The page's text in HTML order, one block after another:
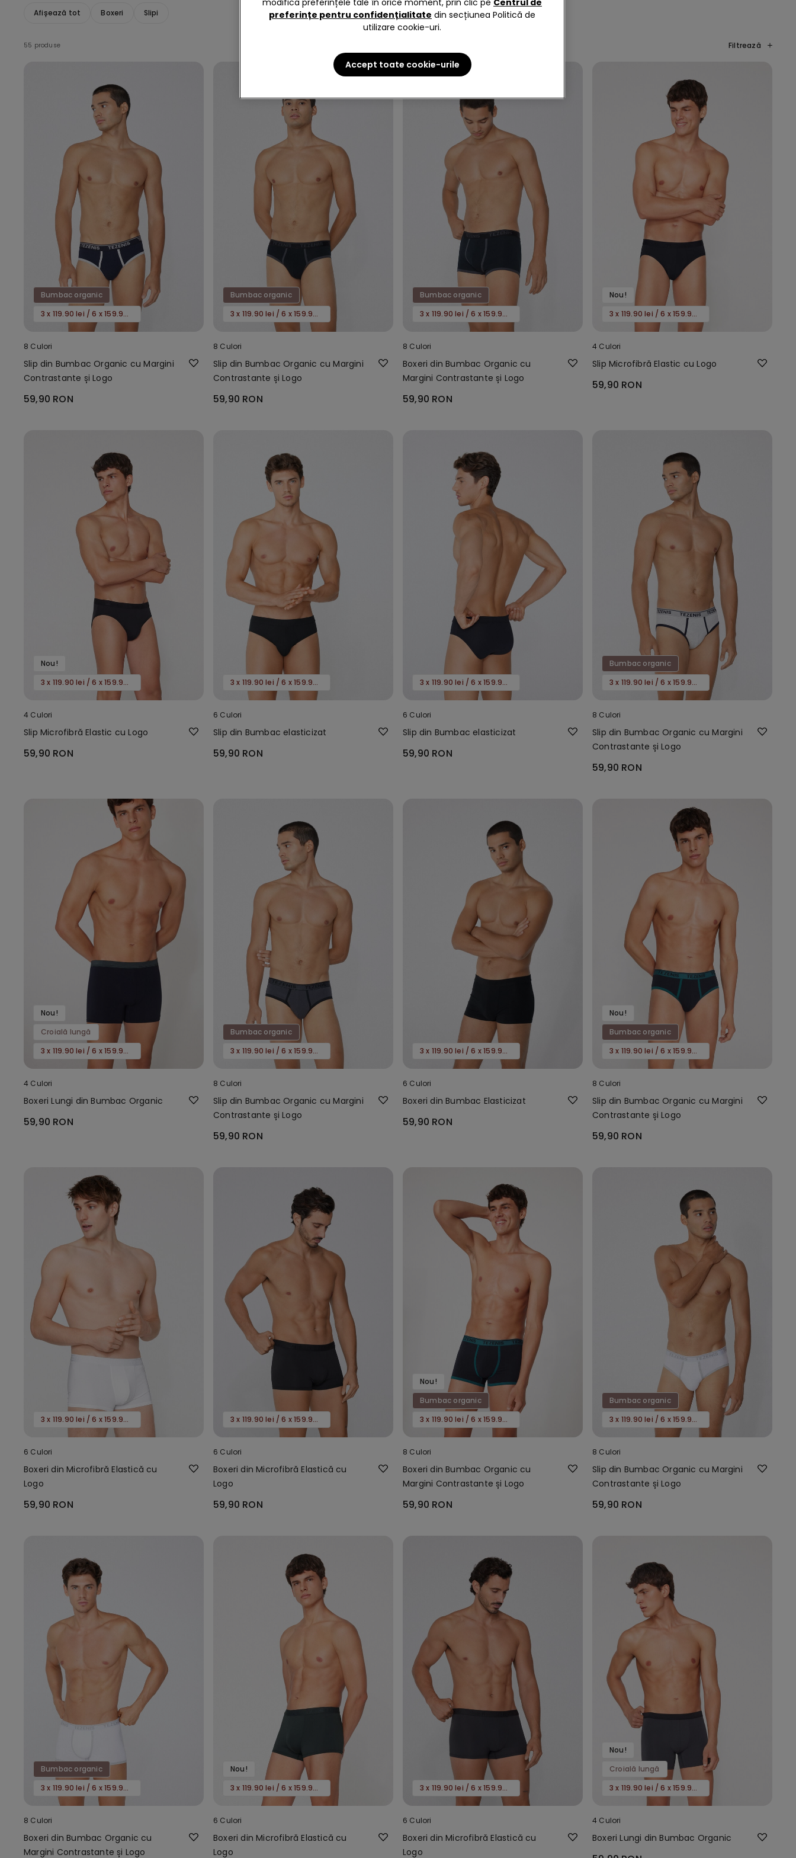
Afișează tot Boxeri Slipi
55 produse Filtrează
Bumbac organic
3 x 119.90 lei / 6 x 159.90 lei
8 Culori
Slip din Bumbac Organic cu Margini
Contrastante și Logo
59,90 RON
Bumbac organic
3 x 119.90 lei / 6 x 159.90 lei
8 Culori
Slip din Bumbac Organic cu Margini
Contrastante și Logo
59,90 RON
Bumbac organic
3 x 119.90 lei / 6 x 159.90 lei
8 Culori
Boxeri din Bumbac Organic cu
Margini Contrastante și Logo
59,90 RON
Nou!
3 x 119.90 lei / 6 x 159.90 lei
4 Culori
Slip Microfibră Elastic cu Logo
59,90 RON
Nou!
3 x 119.90 lei / 6 x 159.90 lei
4 Culori
Slip Microfibră Elastic cu Logo
59,90 RON
3 x 119.90 lei / 6 x 159.90 lei
6 Culori
Slip din Bumbac elasticizat
59,90 RON
3 x 119.90 lei / 6 x 159.90 lei
6 Culori
Slip din Bumbac elasticizat
59,90 RON
Bumbac organic
3 x 119.90 lei / 6 x 159.90 lei
8 Culori
Slip din Bumbac Organic cu Margini
Contrastante și Logo
59,90 RON
Nou!
Croială lungă
3 x 119.90 lei / 6 x 159.90 lei
4 Culori
Boxeri Lungi din Bumbac Organic
59,90 RON
Bumbac organic
3 x 119.90 lei / 6 x 159.90 lei
8 Culori
Slip din Bumbac Organic cu Margini
Contrastante și Logo
59,90 RON
3 x 119.90 lei / 6 x 159.90 lei
6 Culori
Boxeri din Bumbac Elasticizat
59,90 RON
Nou!
Bumbac organic
3 x 119.90 lei / 6 x 159.90 lei
8 Culori
Slip din Bumbac Organic cu Margini
Contrastante și Logo
59,90 RON
3 x 119.90 lei / 6 x 159.90 lei
6 Culori
Boxeri din Microfibră Elastică cu
Logo
59,90 RON
3 x 119.90 lei / 6 x 159.90 lei
6 Culori
Boxeri din Microfibră Elastică cu
Logo
59,90 RON
Nou!
Bumbac organic
3 x 119.90 lei / 6 x 159.90 lei
8 Culori
Boxeri din Bumbac Organic cu
Margini Contrastante și Logo
59,90 RON
Bumbac organic
3 x 119.90 lei / 6 x 159.90 lei
8 Culori
Slip din Bumbac Organic cu Margini
Contrastante și Logo
59,90 RON
Bumbac organic
3 x 119.90 lei / 6 x 159.90 lei
8 Culori
Boxeri din Bumbac Organic cu
Margini Contrastante și Logo
Nou!
3 x 119.90 lei / 6 x 159.90 lei
6 Culori
Boxeri din Microfibră Elastică cu
Logo
3 x 119.90 lei / 6 x 159.90 lei
6 Culori
Boxeri din Microfibră Elastică cu
Logo
Nou!
Croială lungă
3 x 119.90 lei / 6 x 159.90 lei
4 Culori
Boxeri Lungi din Bumbac Organic
modifica preferințele tale în orice moment, prin clic pe Centrul de
preferințe pentru confidențialitate din secțiunea Politică de
utilizare cookie-uri.
Accept toate cookie-urile